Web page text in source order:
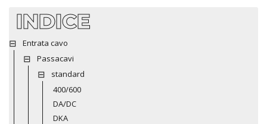
INDICE
Entrata cavo
Passacavi
standard
400/600
DA/DC
DKA